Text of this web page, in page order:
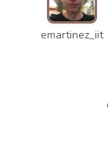
emartinez_iit